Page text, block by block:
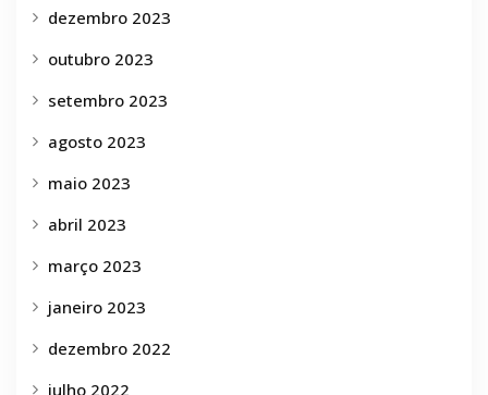
dezembro 2023
outubro 2023
setembro 2023
agosto 2023
maio 2023
abril 2023
março 2023
janeiro 2023
dezembro 2022
julho 2022